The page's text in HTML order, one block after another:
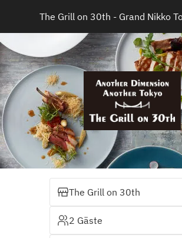
The Grill on 30th - Grand Nikko
The Grill on 30th
2 Gäste